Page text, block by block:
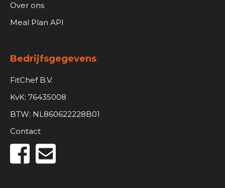
Over ons
Meal Plan API
Bedrijfsgegevens
FitChef B.V.
KvK: 76435008
BTW: NL860622228B01
Contact